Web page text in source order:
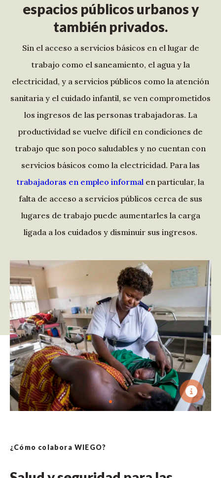
espacios públicos urbanos y
también privados.
Sin el acceso a servicios básicos en el lugar de
trabajo como el saneamiento, el agua y la
electricidad, y a servicios públicos como la atención
sanitaria y el cuidado infantil, se ven comprometidos
los ingresos de las personas trabajadoras. La
productividad se vuelve difícil en condiciones de
trabajo que son poco saludables y no cuentan con
servicios básicos como la electricidad. Para las
trabajadoras en empleo informal en particular, la
falta de acceso a servicios públicos cerca de sus
lugares de trabajo puede aumentarles la carga
ligada a los cuidados y disminuir sus ingresos.
¿Cómo colabora WIEGO?